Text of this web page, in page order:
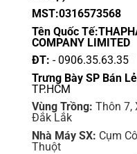
chọn
trang
phẩm
MST:0316573568
Tên Quốc
COMPANY LIMITED
ĐT: - 0906.35.63.35
Trưng Bày SP Bán
TP.HCM
Vùng Trồng: Thôn 7,
Đắk Lắk
Nhà Máy SX: Cụm
Thuột